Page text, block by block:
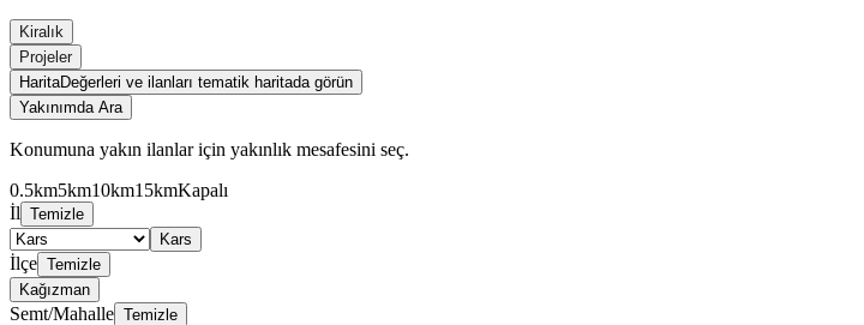
Kiralık
Projeler
HaritaDeğerleri ve ilanları tematik haritada görün
Yakınımda Ara
Konumuna yakın ilanlar için yakınlık mesafesini seç.
0.5km5km10km15kmKapalı
İl Temizle
Kars
İlçe Temizle
Kağızman
Semt/Mahalle Temizle